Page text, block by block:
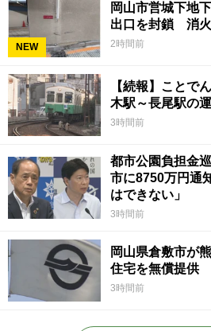
NEW
岡山市営城下地
出口を封鎖 消火
2時間前
【続報】ことで
木駅～長尾駅の
3時間前
都市公園負担金
市に8750万円通
はできない」
3時間前
岡山県倉敷市が
住宅を無償提供
3時間前